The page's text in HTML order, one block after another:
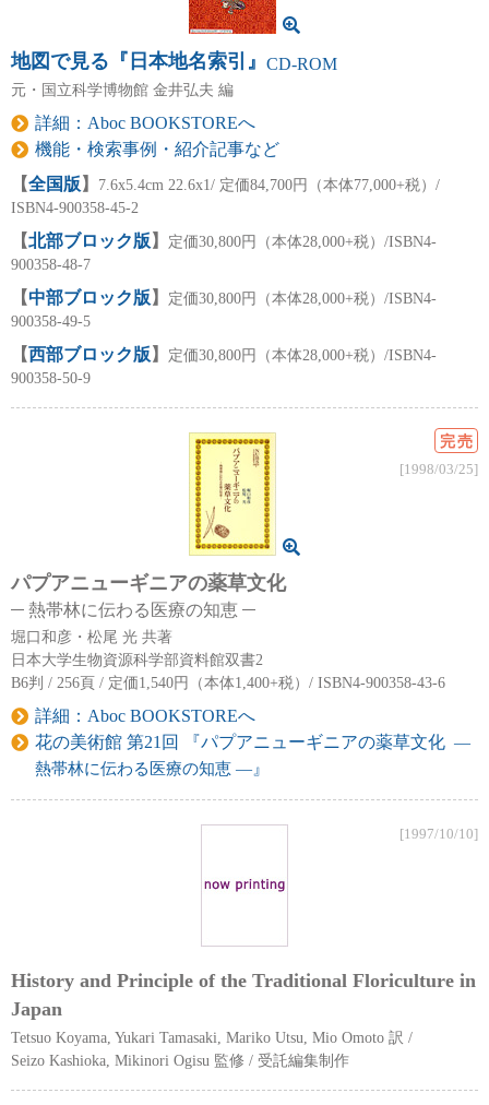
地図で見る『日本地名索引』 CD-ROM
元・国立科学博物館 金井弘夫 編
詳細：Aboc BOOKSTOREへ
機能・検索事例・紹介記事など
【全国版 】 7.6x5.4cm 22.6x1/ 定価84,700円（本体77,000+税）/
ISBN4-900358-45-2
【北部ブロック版 】 定価30,800円（本体28,000+税）/ISBN4-
900358-48-7
【中部ブロック版 】 定価30,800円（本体28,000+税）/ISBN4-
900358-49-5
【西部ブロック版 】 定価30,800円（本体28,000+税）/ISBN4-
900358-50-9
パプアニューギニアの薬草文化
熱帯林に伝わる医療の知恵
堀口和彦・松尾 光 共著
日本大学生物資源科学部資料館双書2
B6判 / 256頁 / 定価1,540円（本体1,400+税）/ ISBN4-900358-43-6
詳細：Aboc BOOKSTOREへ
花の美術館 第21回 『パプアニューギニアの薬草文化 ―
熱帯林に伝わる医療の知恵 ― 』
完売
[1998/03/25]
History and Principle of the Traditional Floriculture in
Japan
Tetsuo Koyama, Yukari Tamasaki, Mariko Utsu, Mio Omoto 訳 /
Seizo Kashioka, Mikinori Ogisu 監修 / 受託編集制作
[1997/10/10]